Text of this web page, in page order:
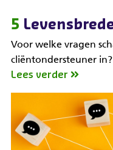
5
Voor welke vragen
cliëntondersteuner in?
Lees verder